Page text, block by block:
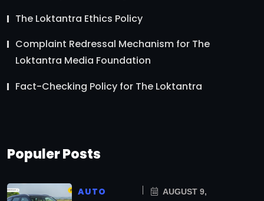
The Loktantra Ethics Policy
Complaint Redressal Mechanism for The
Loktantra Media Foundation
Fact-Checking Policy for The Loktantra
Populer Posts
AUTO
AUGUST 9,